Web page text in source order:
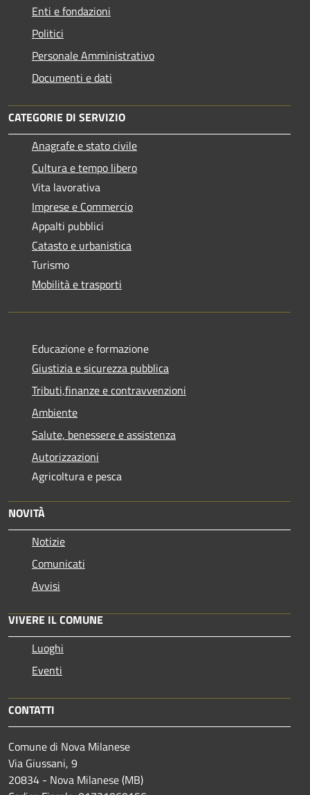
Enti e fondazioni
Politici
Personale Amministrativo
Documenti e dati
CATEGORIE DI SERVIZIO
Anagrafe e stato civile
Cultura e tempo libero
Vita lavorativa
Imprese e Commercio
Appalti pubblici
Catasto e urbanistica
Turismo
Mobilità e trasporti
Educazione e formazione
Giustizia e sicurezza pubblica
Tributi,finanze e contravvenzioni
Ambiente
Salute, benessere e assistenza
Autorizzazioni
Agricoltura e pesca
NOVITÀ
Notizie
Comunicati
Avvisi
VIVERE IL COMUNE
Luoghi
Eventi
CONTATTI
Comune di Nova Milanese
Via Giussani, 9
20834 - Nova Milanese (MB)